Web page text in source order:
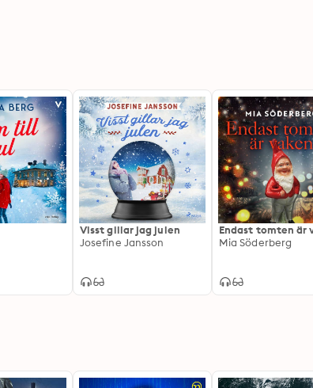
Visst gillar jag julen
Josefine Jansson
Endast tomten är
Mia Söderberg